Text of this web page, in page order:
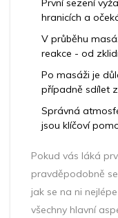
První sezení
hranicích a
V průběhu
reakce - od
Po masáži je
případně sdílet
Správná
jsou klíčoví
Pokud vás láká
pravděpodobně
jak se na ni
všechny hlavní